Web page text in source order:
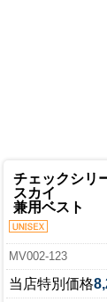
チェックシリ
スカイ
兼用ベスト
MV002-123
当店特別価格